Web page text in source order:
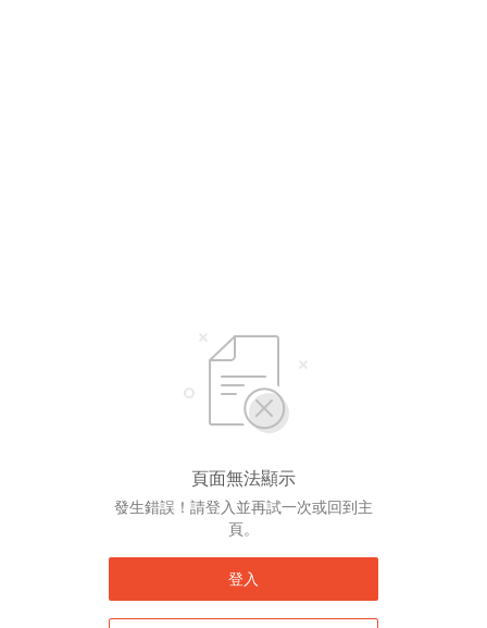
頁面無法顯示
發生錯誤！請登入並再試一次或回到主
頁。
登入